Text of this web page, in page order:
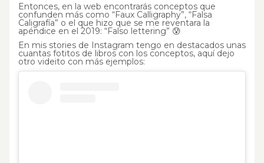
Entonces, en la web encontrarás conceptos que
confunden más como “Faux Calligraphy”, “Falsa
Caligrafía” o el que hizo que se me reventara la
apéndice en el 2019: “Falso lettering” 😰
En mis stories de Instagram tengo en destacados unas
cuantas fotitos de libros con los conceptos, aquí dejo
otro videito con más ejemplos: